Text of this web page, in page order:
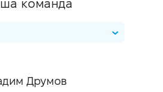
команда
Друмов